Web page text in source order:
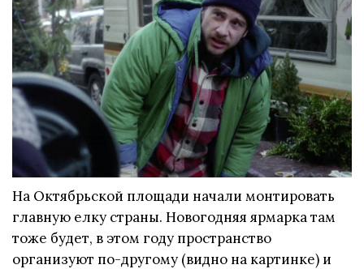
На Октябрьской площади начали монтировать
главную елку страны. Новогодняя ярмарка там
тоже будет, в этом году пространство
организуют по-другому (видно на картинке) и